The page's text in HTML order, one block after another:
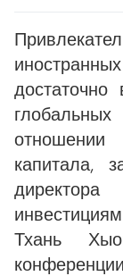
отношении
капитала,
директора
Тхань